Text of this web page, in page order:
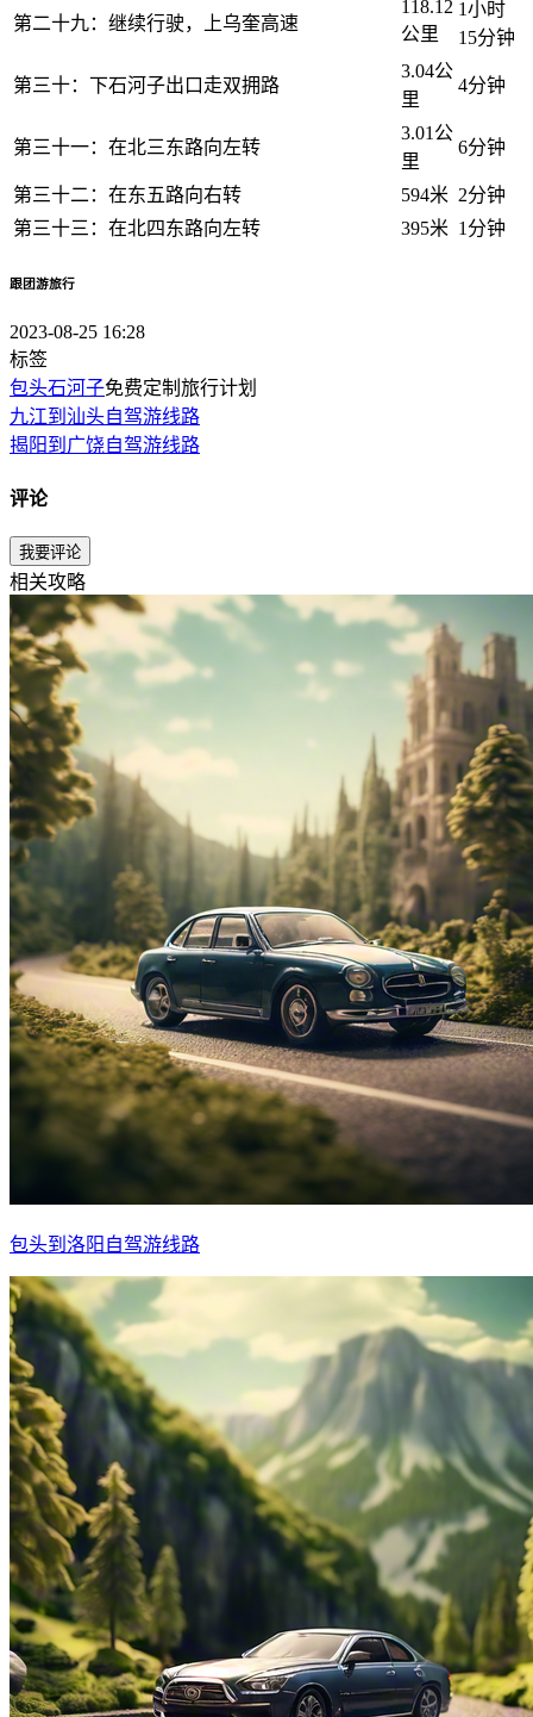
第二十九：继续行驶，上乌奎高速
118.12
公里
1小时
15分钟
第三十：下石河子出口走双拥路
3.04公
里
4分钟
第三十一：在北三东路向左转
3.01公
里
6分钟
第三十二：在东五路向右转 594米 2分钟
第三十三：在北四东路向左转
395米 1分钟
跟团游旅行
2023-08-25 16:28
标签
包头石河子免费定制旅行计划
九江到汕头自驾游线路
揭阳到广饶自驾游线路
评论
我要评论
相关攻略
包头到洛阳自驾游线路